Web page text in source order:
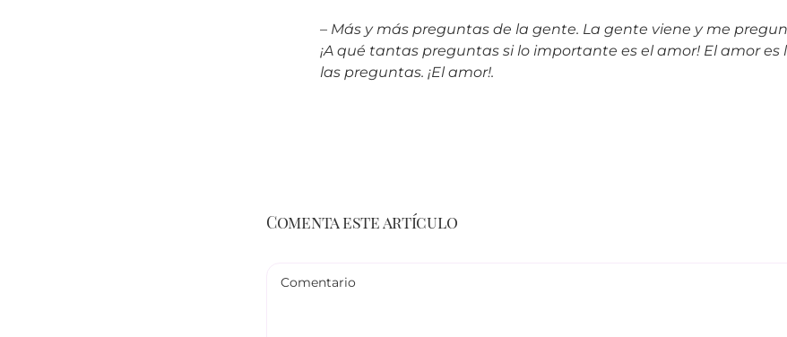
– Más y más preguntas de la gente. La gente viene y me
¡A qué tantas preguntas si lo importante es el amor! El amor
las preguntas. ¡El amor!.
Comenta este artículo